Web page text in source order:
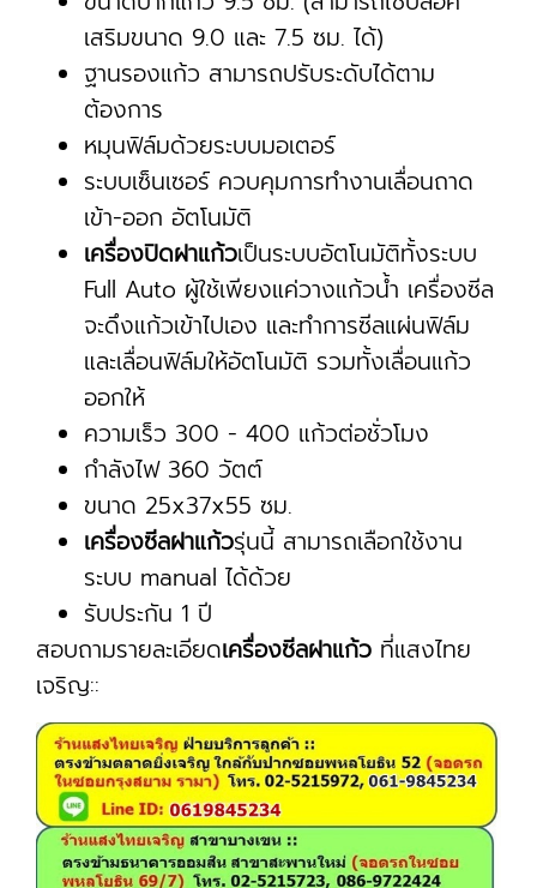
เสริมขนาด 9.0 และ 7.5 ซม. ได้)
ฐานรองแก้ว สามารถปรับระดับได้ตาม
ต้องการ
หมุนฟิล์มด้วยระบบมอเตอร์
ระบบเซ็นเซอร์ ควบคุมการทำงานเลื่อนถาด
เข้า-ออก อัตโนมัติ
เครื่องปิดฝาแก้วเป็นระบบอัตโนมัติทั้งระบบ
Full Auto ผู้ใช้เพียงแค่วางแก้วน้ำ เครื่องซีล
จะดึงแก้วเข้าไปเอง และทำการซีลแผ่นฟิล์ม
และเลื่อนฟิล์มให้อัตโนมัติ รวมทั้งเลื่อนแก้ว
ออกให้
ความเร็ว 300 - 400 แก้วต่อชั่วโมง
กำลังไฟ 360 วัตต์
ขนาด 25x37x55 ซม.
เครื่องซีลฝาแก้วรุ่นนี้ สามารถเลือกใช้งาน
ระบบ manual ได้ด้วย
รับประกัน 1 ปี
สอบถามรายละเอียดเครื่องซีลฝาแก้ว ที่แสงไทย
เจริญ::